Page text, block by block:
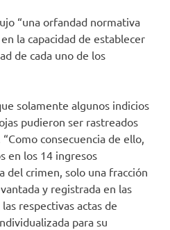
“una orfandad normativa
la capacidad de establecer
de cada uno de los
solamente algunos indicios
pudieron ser rastreados
consecuencia de ello,
en los 14 ingresos
del crimen, solo una fracción
y registrada en las
respectivas actas de
para su